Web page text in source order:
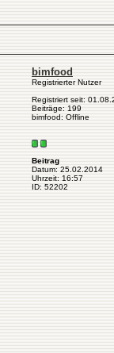
bimfood
Registrierter Nutzer
Registriert seit:
Beiträge: 199
bimfood: Offline
Beitrag
Datum: 25.02.2014
Uhrzeit: 16:57
ID: 52202